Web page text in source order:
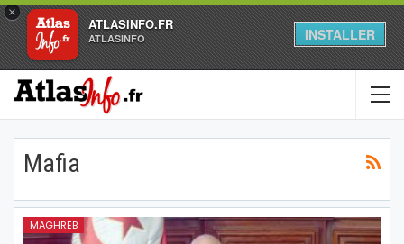
×
ATLASINFO.FR
ATLASINFO INSTALLER
Mafia
MAGHREB